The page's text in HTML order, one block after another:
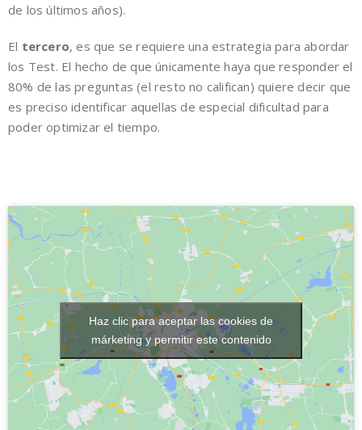
de los últimos años).
El tercero, es que se requiere una estrategia para abordar
los Test. El hecho de que únicamente haya que responder el
80% de las preguntas (el resto no califican) quiere decir que
es preciso identificar aquellas de especial dificultad para
poder optimizar el tiempo.
Haz clic para aceptar las cookies de
márketing y permitir este contenido